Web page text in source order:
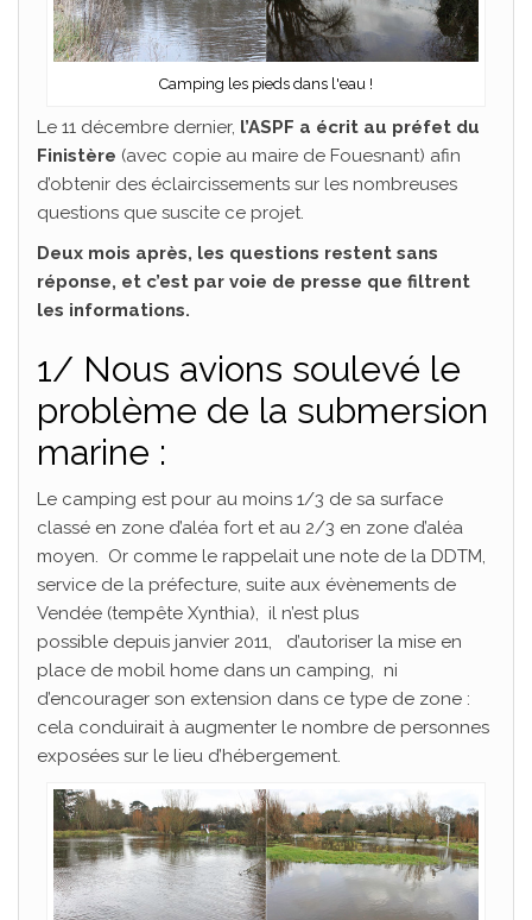
Camping les pieds dans l'eau !
Le 11 décembre dernier, l’ASPF a écrit au préfet du
Finistère (avec copie au maire de Fouesnant) afin
d’obtenir des éclaircissements sur les nombreuses
questions que suscite ce projet.
Deux mois après, les questions restent sans
réponse, et c’est par voie de presse que filtrent
les informations.
1/ Nous avions soulevé le
problème de la submersion
marine :
Le camping est pour au moins 1/3 de sa surface
classé en zone d’aléa fort et au 2/3 en zone d’aléa
moyen. Or comme le rappelait une note de la DDTM,
service de la préfecture, suite aux évènements de
Vendée (tempête Xynthia), il n’est plus
possible depuis janvier 2011, d’autoriser la mise en
place de mobil home dans un camping, ni
d’encourager son extension dans ce type de zone :
cela conduirait à augmenter le nombre de personnes
exposées sur le lieu d’hébergement.